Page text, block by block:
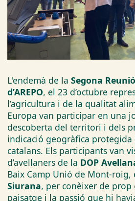
L'endemà de la Segona
d’AREPO, el 23 d’octubre
l’agricultura i de la qualitat
Europa van participar en una
descoberta del territori i dels
indicació geogràfica protegida
catalans. Els participants van
d’avellaners de la DOP
Baix Camp Unió de Mont-roig,
Siurana, per conèixer de prop
paisatge i la passió que hi